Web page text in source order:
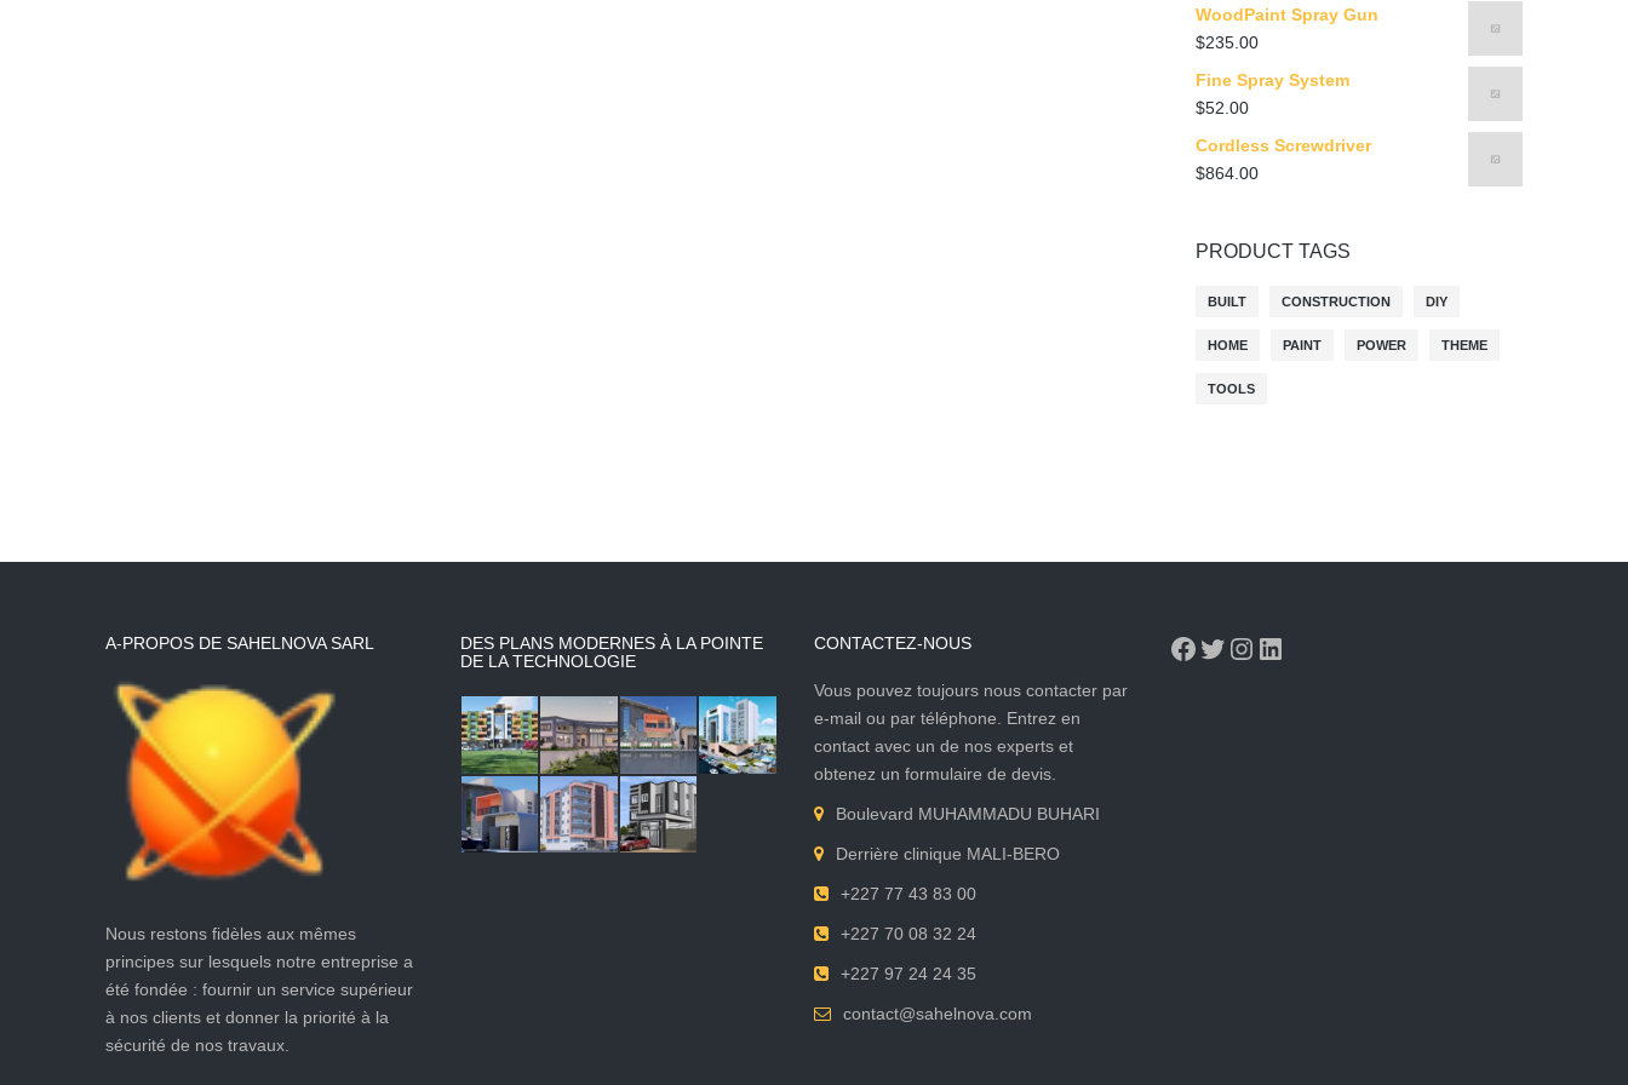
WoodPaint Spray Gun
$235.00
Fine Spray System
$52.00
Cordless Screwdriver
$864.00
PRODUCT TAGS
BUILT CONSTRUCTION DIY
HOME PAINT POWER THEME
TOOLS
A-PROPOS DE SAHELNOVA SARL
Nous restons fidèles aux mêmes
principes sur lesquels notre entreprise a
été fondée : fournir un service supérieur
à nos clients et donner la priorité à la
sécurité de nos travaux.
DES PLANS MODERNES À LA POINTE
DE LA TECHNOLOGIE
CONTACTEZ-NOUS
Vous pouvez toujours nous contacter par
e-mail ou par téléphone. Entrez en
contact avec un de nos experts et
obtenez un formulaire de devis.
Boulevard MUHAMMADU BUHARI
Derrière clinique MALI-BERO
+227 77 43 83 00
+227 70 08 32 24
+227 97 24 24 35
contact@sahelnova.com
Facebook
Twitter
Instagram
LinkedIn